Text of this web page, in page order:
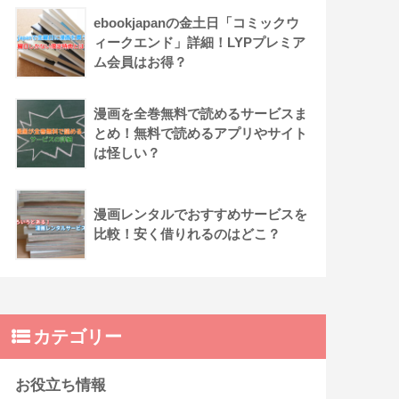
ebookjapanの金土日「コミックウ
ィークエンド」詳細！LYPプレミア
ム会員はお得？
漫画を全巻無料で読めるサービスま
とめ！無料で読めるアプリやサイト
は怪しい？
漫画レンタルでおすすめサービスを
比較！安く借りれるのはどこ？
カテゴリー
お役立ち情報